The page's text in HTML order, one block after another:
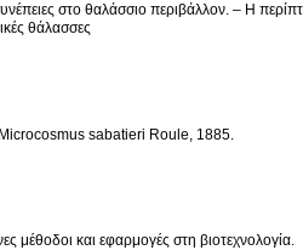
στο θαλάσσιο περιβάλλον. – Η
θάλασσες
Microcosmus sabatieri Roule, 1885.
μέθοδοι και εφαρμογές στη βιοτεχνολογία.